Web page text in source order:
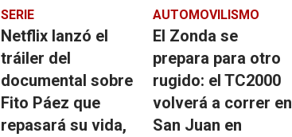
SERIE
Netflix lanzó el
tráiler del
documental sobre
Fito Páez que
repasará su vida,
AUTOMOVILISMO
El Zonda se
prepara para otro
rugido: el TC2000
volverá a correr en
San Juan en